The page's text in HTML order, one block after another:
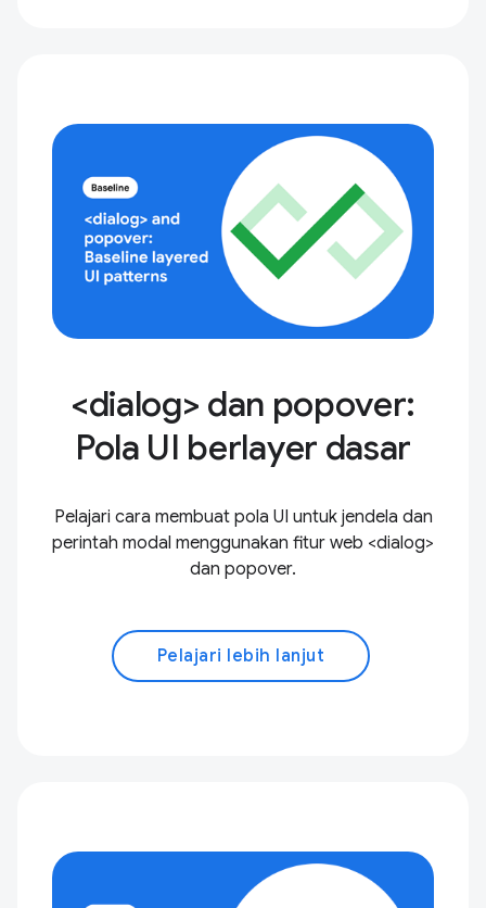
<dialog> dan popover:
Pola UI berlayer dasar
Pelajari cara membuat pola UI untuk jendela dan
perintah modal menggunakan fitur web <dialog>
dan popover.
Pelajari lebih lanjut